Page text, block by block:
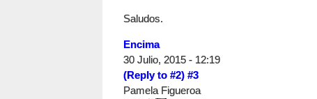
Saludos.
Encima
30 Julio, 2015 - 12:19
(Reply to #2) #3
Pamela Figueroa